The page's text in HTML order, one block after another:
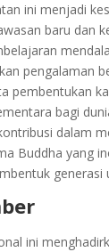
ini menjadi
baru dan
pengalaman
pembentukan
bagi
dalam
Buddha yang
generasi
ini